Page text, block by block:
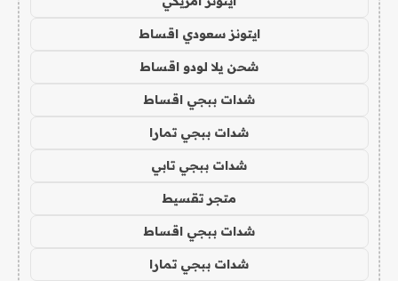
ايتونز سعودي اقساط
شحن يلا لودو اقساط
شدات ببجي اقساط
شدات ببجي تمارا
شدات ببجي تابي
متجر تقسيط
شدات ببجي اقساط
شدات ببجي تمارا